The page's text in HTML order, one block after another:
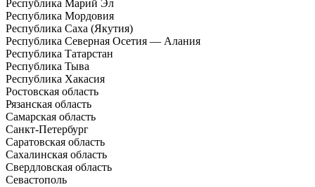
Республика Марий Эл
Республика Мордовия
Республика Саха (Якутия)
Республика Северная Осетия — Алания
Республика Татарстан
Республика Тыва
Республика Хакасия
Ростовская область
Рязанская область
Самарская область
Санкт-Петербург
Саратовская область
Сахалинская область
Свердловская область
Севастополь